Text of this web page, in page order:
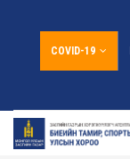
COVID-19